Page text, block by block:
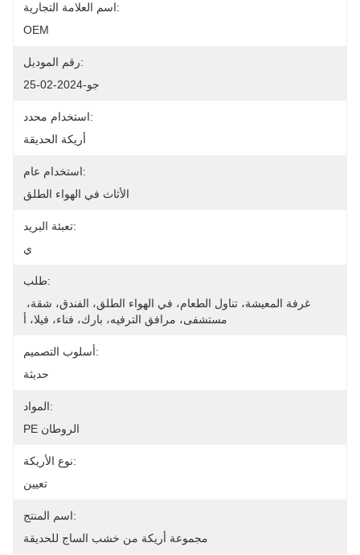
اسم العلامة التجارية:
OEM
رقم الموديل:
جو-2024-02-25
استخدام محدد:
أريكة الحديقة
استخدام عام:
الأثاث في الهواء الطلق
تعبئة البريد:
ي
طلب:
مستشفى، مرافق الترفيه، بارك، فناء، فيلا، أ
أسلوب التصميم:
حديثة
المواد:
PE الروطان
نوع الأريكة:
تعيين
اسم المنتج:
مجموعة أريكة من خشب الساج للحديقة